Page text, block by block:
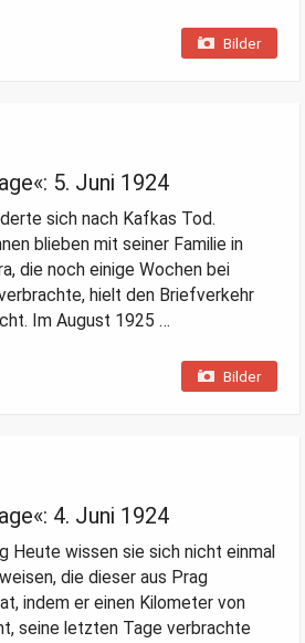
Bilder
5. Juni 1924
sich nach Kafkas Tod.
blieben mit seiner Familie in
die noch einige Wochen bei
hielt den Briefverkehr
Im August 1925 …
Bilder
4. Juni 1924
Heute wissen sie sich nicht einmal
die dieser aus Prag
indem er einen Kilometer von
seine letzten Tage verbrachte